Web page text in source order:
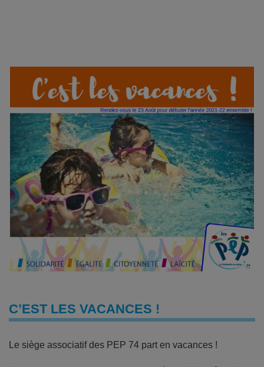
C’EST LES VACANCES !
Le siège associatif des PEP 74 part en vacances !